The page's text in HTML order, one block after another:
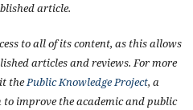
article.
to all of its content, as this allows
articles and reviews. For more
thePublic Knowledge Project, a
improve the academic and public